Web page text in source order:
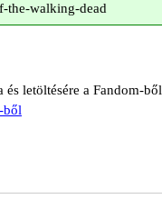
the-walking-dead
letöltésére a Fandom-ből
ből